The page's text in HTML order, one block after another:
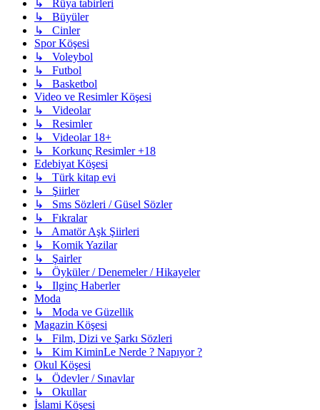
↳ Rüya tabirleri
↳ Büyüler
↳ Cinler
Spor Köşesi
↳ Voleybol
↳ Futbol
↳ Basketbol
Video ve Resimler Köşesi
↳ Videolar
↳ Resimler
↳ Videolar 18+
↳ Korkunç Resimler +18
Edebiyat Köşesi
↳ Türk kitap evi
↳ Şiirler
↳ Sms Sözleri / Güsel Sözler
↳ Fıkralar
↳ Amatör Aşk Şiirleri
↳ Komik Yazilar
↳ Şairler
↳ Öyküler / Denemeler / Hikayeler
↳ Ilginç Haberler
Moda
↳ Moda ve Güzellik
Magazin Köşesi
↳ Film, Dizi ve Şarkı Sözleri
↳ Kim KiminLe Nerde ? Napıyor ?
Okul Köşesi
↳ Ödevler / Sınavlar
↳ Okullar
İslami Köşesi